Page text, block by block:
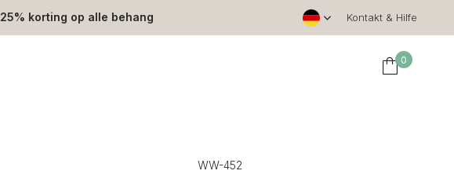
25% korting op alle behang Kontakt & Hilfe
0
WW-452